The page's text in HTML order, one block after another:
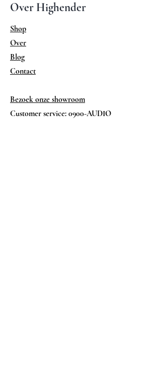
Over Highender
Shop
Over
Blog
Contact
Bezoek onze showroom
Customer service: 0900-AUDIO